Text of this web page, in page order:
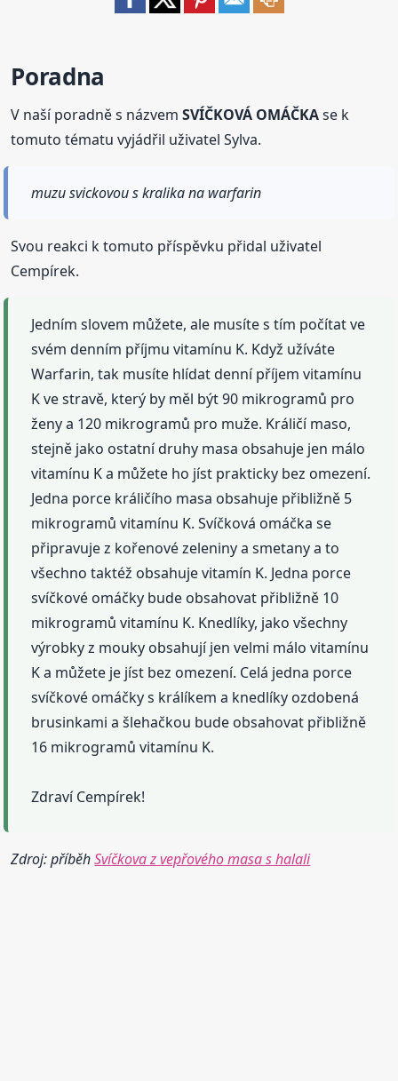
Poradna
V naší poradně s názvemSVÍČKOVÁ OMÁČKAse k
tomuto tématu vyjádřil uživatel Sylva.
muzu svickovou s kralika na warfarin
Svou reakci k tomuto příspěvku přidal uživatel
Cempírek.
Jedním slovem můžete, ale musíte s tím počítat ve
svém denním příjmu vitamínu K. Když užíváte
Warfarin, tak musíte hlídat denní příjem vitamínu
K ve stravě, který by měl být 90 mikrogramů pro
ženy a 120 mikrogramů pro muže. Králičí maso,
stejně jako ostatní druhy masa obsahuje jen málo
vitamínu K a můžete ho jíst prakticky bez omezení.
Jedna porce králičího masa obsahuje přibližně 5
mikrogramů vitamínu K. Svíčková omáčka se
připravuje z kořenové zeleniny a smetany a to
všechno taktéž obsahuje vitamín K. Jedna porce
svíčkové omáčky bude obsahovat přibližně 10
mikrogramů vitamínu K. Knedlíky, jako všechny
výrobky z mouky obsahují jen velmi málo vitamínu
K a můžete je jíst bez omezení. Celá jedna porce
svíčkové omáčky s králíkem a knedlíky ozdobená
brusinkami a šlehačkou bude obsahovat přibližně
16 mikrogramů vitamínu K.
Zdraví Cempírek!
Zdroj: příběhSvíčkova z vepřového masa s halali